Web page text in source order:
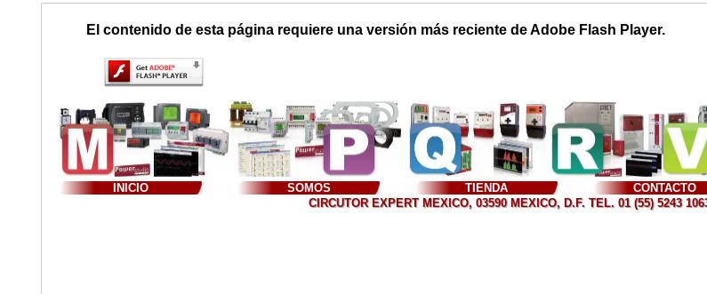
El contenido de esta página requiere una versión más reciente de Adobe Flash Player.
INICIO SOMOS TIENDA
CONTACTO
CIRCUTOR EXPERT MEXICO, 03590 MEXICO, D.F. TEL. 01 (55) 5243